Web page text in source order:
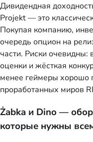
Дивидендная
Projekt — это
Покупая компанию,
очередь опцион на
части. Риски
оценки и жёсткая
менее геймеры хорошо
проработанных миров
Żabka и Dino —
которые нужны